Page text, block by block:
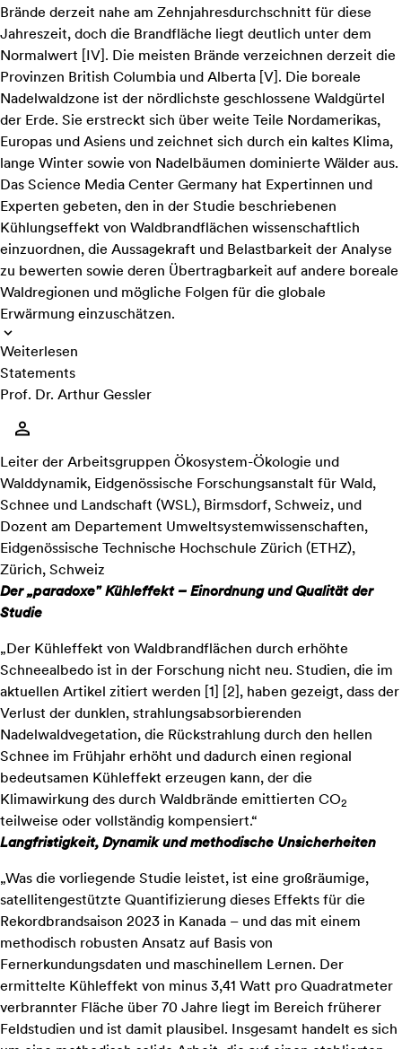
Brände derzeit nahe am Zehnjahresdurchschnitt für diese
Jahreszeit, doch die Brandfläche liegt deutlich unter dem
Normalwert [IV]. Die meisten Brände verzeichnen derzeit die
Provinzen British Columbia und Alberta [V]. Die boreale
Nadelwaldzone ist der nördlichste geschlossene Waldgürtel
der Erde. Sie erstreckt sich über weite Teile Nordamerikas,
Europas und Asiens und zeichnet sich durch ein kaltes Klima,
lange Winter sowie von Nadelbäumen dominierte Wälder aus.
Das Science Media Center Germany hat Expertinnen und
Experten gebeten, den in der Studie beschriebenen
Kühlungseffekt von Waldbrandflächen wissenschaftlich
einzuordnen, die Aussagekraft und Belastbarkeit der Analyse
zu bewerten sowie deren Übertragbarkeit auf andere boreale
Waldregionen und mögliche Folgen für die globale
Erwärmung einzuschätzen.
Weiterlesen
Statements
Prof. Dr. Arthur Gessler
Leiter der Arbeitsgruppen Ökosystem-Ökologie und
Walddynamik, Eidgenössische Forschungsanstalt für Wald,
Schnee und Landschaft (WSL), Birmsdorf, Schweiz, und
Dozent am Departement Umweltsystemwissenschaften,
Eidgenössische Technische Hochschule Zürich (ETHZ),
Zürich, Schweiz
Der „paradoxe" Kühleffekt – Einordnung und Qualität der
Studie
„Der Kühleffekt von Waldbrandflächen durch erhöhte
Schneealbedo ist in der Forschung nicht neu. Studien, die im
aktuellen Artikel zitiert werden [1] [2], haben gezeigt, dass der
Verlust der dunklen, strahlungsabsorbierenden
Nadelwaldvegetation, die Rückstrahlung durch den hellen
Schnee im Frühjahr erhöht und dadurch einen regional
bedeutsamen Kühleffekt erzeugen kann, der die
Klimawirkung des durch Waldbrände emittierten CO2
teilweise oder vollständig kompensiert.“
Langfristigkeit, Dynamik und methodische Unsicherheiten
„Was die vorliegende Studie leistet, ist eine großräumige,
satellitengestützte Quantifizierung dieses Effekts für die
Rekordbrandsaison 2023 in Kanada – und das mit einem
methodisch robusten Ansatz auf Basis von
Fernerkundungsdaten und maschinellem Lernen. Der
ermittelte Kühleffekt von minus 3,41 Watt pro Quadratmeter
verbrannter Fläche über 70 Jahre liegt im Bereich früherer
Feldstudien und ist damit plausibel. Insgesamt handelt es sich